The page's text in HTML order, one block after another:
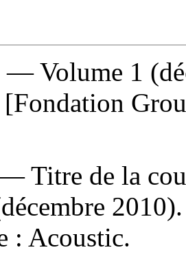
— Volume 1
[Fondation
Titre de la
: Acoustic.